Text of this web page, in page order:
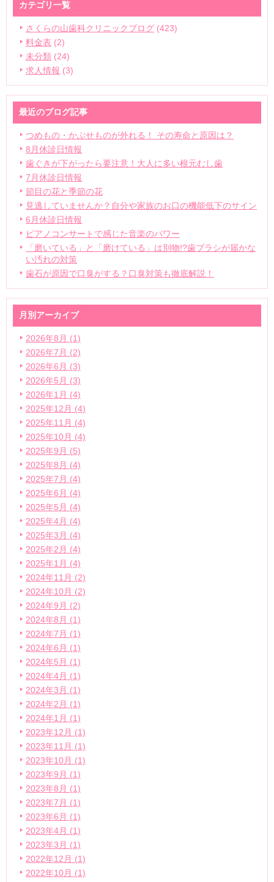
カテゴリ一覧
さくらの山歯科クリニックブログ (423)
料金表 (2)
未分類 (24)
求人情報 (3)
最近のブログ記事
つめもの・かぶせものが外れる！ その寿命と原因は？
8月休診日情報
歯ぐきが下がったら要注意！大人に多い根元むし歯
7月休診日情報
節目の花と季節の花
見逃していませんか？自分や家族のお口の機能低下のサイン
6月休診日情報
ピアノコンサートで感じた音楽のパワー
「磨いている」と「磨けている」は別物!?歯ブラシが届かな
い汚れの対策
歯石が原因で口臭がする？口臭対策も徹底解説！
月別アーカイブ
2026年8月 (1)
2026年7月 (2)
2026年6月 (3)
2026年5月 (3)
2026年1月 (4)
2025年12月 (4)
2025年11月 (4)
2025年10月 (4)
2025年9月 (5)
2025年8月 (4)
2025年7月 (4)
2025年6月 (4)
2025年5月 (4)
2025年4月 (4)
2025年3月 (4)
2025年2月 (4)
2025年1月 (4)
2024年11月 (2)
2024年10月 (2)
2024年9月 (2)
2024年8月 (1)
2024年7月 (1)
2024年6月 (1)
2024年5月 (1)
2024年4月 (1)
2024年3月 (1)
2024年2月 (1)
2024年1月 (1)
2023年12月 (1)
2023年11月 (1)
2023年10月 (1)
2023年9月 (1)
2023年8月 (1)
2023年7月 (1)
2023年6月 (1)
2023年4月 (1)
2023年3月 (1)
2022年12月 (1)
2022年10月 (1)